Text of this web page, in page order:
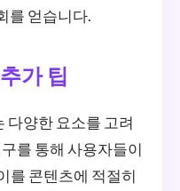
를 얻습니다.
가 팁
다양한 요소를 고려
를 통해 사용자들이
를 콘텐츠에 적절히